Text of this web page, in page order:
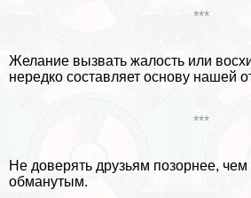
***
Желание вызвать жалость или
нередко составляет основу нашей
***
Не доверять друзьям позорнее,
обманутым.